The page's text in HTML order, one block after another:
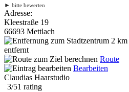
► bitte bewerten
Adresse:
Kleestraße 19
66693 Mettlach
2 km
entfernt
Route
Bearbeiten
Claudias Haarstudio
3/51 rating